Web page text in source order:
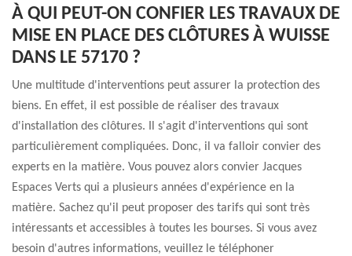
À QUI PEUT-ON CONFIER LES TRAVAUX DE
MISE EN PLACE DES CLÔTURES À WUISSE
DANS LE 57170 ?
Une multitude d'interventions peut assurer la protection des
biens. En effet, il est possible de réaliser des travaux
d'installation des clôtures. Il s'agit d'interventions qui sont
particulièrement compliquées. Donc, il va falloir convier des
experts en la matière. Vous pouvez alors convier Jacques
Espaces Verts qui a plusieurs années d'expérience en la
matière. Sachez qu'il peut proposer des tarifs qui sont très
intéressants et accessibles à toutes les bourses. Si vous avez
besoin d'autres informations, veuillez le téléphoner